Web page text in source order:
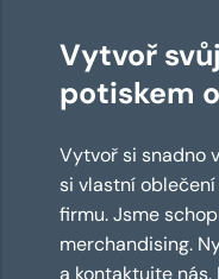
Vytvoř
potiskem
Vytvoř si snadno
si vlastní
firmu. Jsme
merchandising.
a kontaktujte